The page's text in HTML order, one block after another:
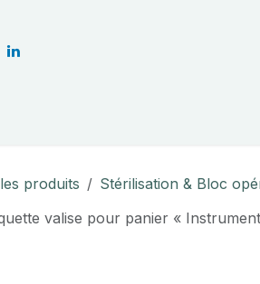
produits Stérilisation & Bloc
valise pour panier «